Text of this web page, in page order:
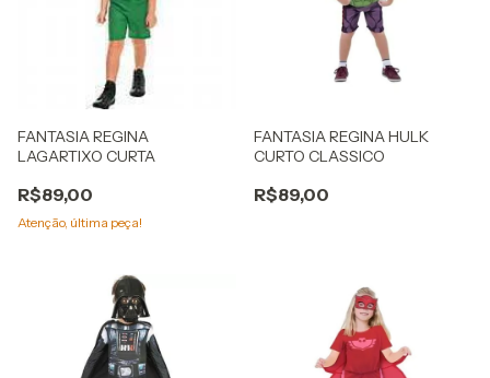
FANTASIA REGINA
LAGARTIXO CURTA
R$89,00
Atenção, última peça!
FANTASIA REGINA HULK
CURTO CLASSICO
R$89,00